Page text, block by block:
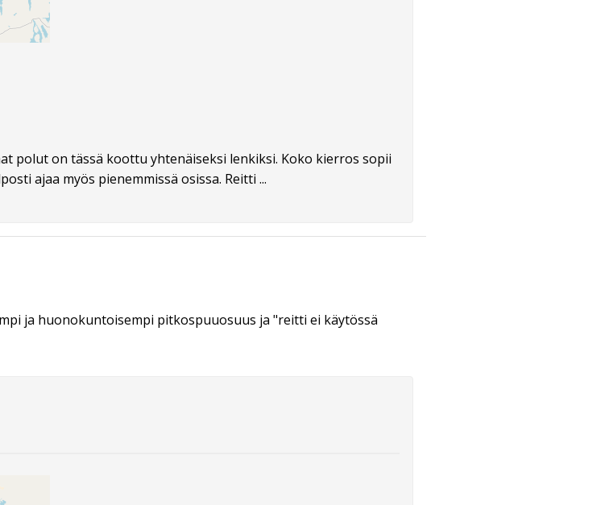
polut on tässä koottu yhtenäiseksi lenkiksi. Koko kierros sopii
ajaa myös pienemmissä osissa. Reitti ...
ja huonokuntoisempi pitkospuuosuus ja "reitti ei käytössä